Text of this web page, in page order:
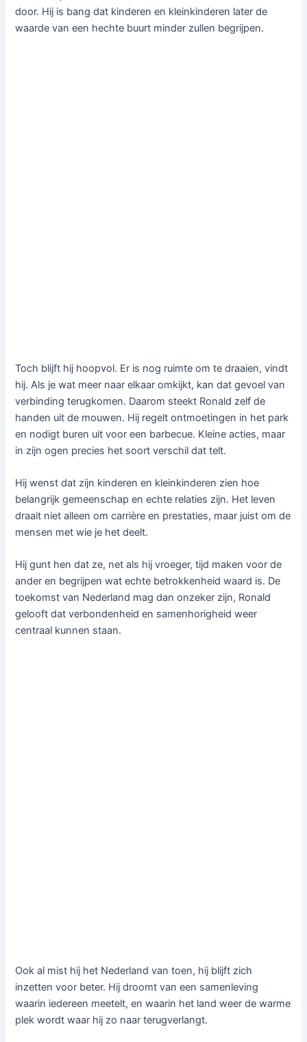
door. Hij is bang dat kinderen en kleinkinderen later de
waarde van een hechte buurt minder zullen begrijpen.
Toch blijft hij hoopvol. Er is nog ruimte om te draaien, vindt
hij. Als je wat meer naar elkaar omkijkt, kan dat gevoel van
verbinding terugkomen. Daarom steekt Ronald zelf de
handen uit de mouwen. Hij regelt ontmoetingen in het park
en nodigt buren uit voor een barbecue. Kleine acties, maar
in zijn ogen precies het soort verschil dat telt.
Hij wenst dat zijn kinderen en kleinkinderen zien hoe
belangrijk gemeenschap en echte relaties zijn. Het leven
draait niet alleen om carrière en prestaties, maar juist om de
mensen met wie je het deelt.
Hij gunt hen dat ze, net als hij vroeger, tijd maken voor de
ander en begrijpen wat echte betrokkenheid waard is. De
toekomst van Nederland mag dan onzeker zijn, Ronald
gelooft dat verbondenheid en samenhorigheid weer
centraal kunnen staan.
Ook al mist hij het Nederland van toen, hij blijft zich
inzetten voor beter. Hij droomt van een samenleving
waarin iedereen meetelt, en waarin het land weer de warme
plek wordt waar hij zo naar terugverlangt.